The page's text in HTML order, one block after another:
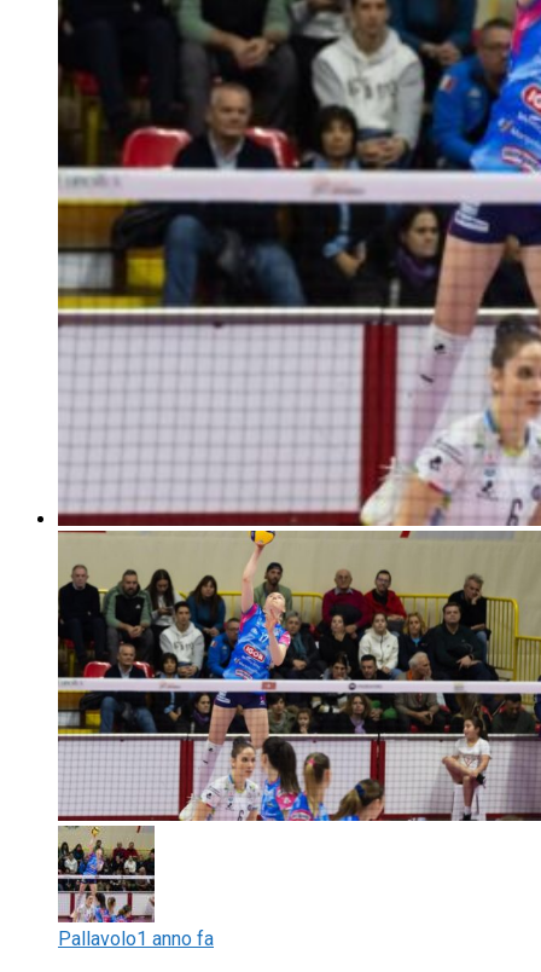
Pallavolo1 anno fa